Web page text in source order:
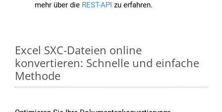
mehr über die REST-API zu erfahren.
Excel SXC-Dateien online
konvertieren: Schnelle und einfache
Methode